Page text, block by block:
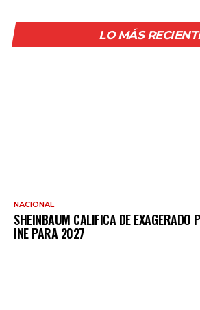
LO MÁS
NACIONAL
SHEINBAUM CALIFICA DE EXAGERADO
INE PARA 2027